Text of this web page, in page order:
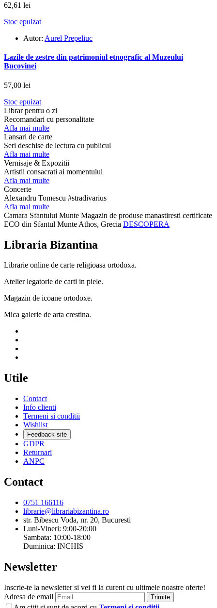
62,61 lei
Stoc epuizat
Autor: Aurel Prepeliuc
Lazile de zestre din patrimoniul etnografic al Muzeului
Bucovinei
57,00 lei
Stoc epuizat
Librar pentru o zi
Recomandari cu personalitate
Afla mai multe
Lansari de carte
Seri deschise de lectura cu publicul
Afla mai multe
Vernisaje & Expozitii
Artistii consacrati ai momentului
Afla mai multe
Concerte
Alexandru Tomescu #stradivarius
Afla mai multe
Camara Sfantului Munte Magazin de produse manastiresti certificate
ECO din Sfantul Munte Athos, Grecia DESCOPERA
Libraria Bizantina
Librarie online de carte religioasa ortodoxa.
Atelier legatorie de carti in piele.
Magazin de icoane ortodoxe.
Mica galerie de arta crestina.
Utile
Contact
Info clienti
Termeni si conditii
Wishlist
Feedback site
GDPR
Returnari
ANPC
Contact
0751 166116
librarie@librariabizantina.ro
str. Bibescu Voda, nr. 20, Bucuresti
Luni-Vineri: 9:00-20:00
Sambata: 10:00-18:00
Duminica: INCHIS
Newsletter
Inscrie-te la newsletter si vei fi la curent cu ultimele noastre oferte!
Adresa de email
Trimite